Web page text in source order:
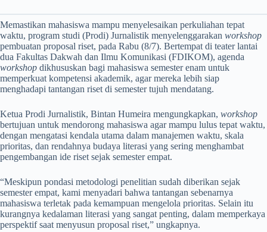
Memastikan mahasiswa mampu menyelesaikan perkuliahan tepat
waktu, program studi (Prodi) Jurnalistik menyelenggarakan workshop
pembuatan proposal riset, pada Rabu (8/7). Bertempat di teater lantai
dua Fakultas Dakwah dan Ilmu Komunikasi (FDIKOM), agenda
workshop dikhususkan bagi mahasiswa semester enam untuk
memperkuat kompetensi akademik, agar mereka lebih siap
menghadapi tantangan riset di semester tujuh mendatang.
Ketua Prodi Jurnalistik, Bintan Humeira mengungkapkan, workshop
bertujuan untuk mendorong mahasiswa agar mampu lulus tepat waktu,
dengan mengatasi kendala utama dalam manajemen waktu, skala
prioritas, dan rendahnya budaya literasi yang sering menghambat
pengembangan ide riset sejak semester empat.
“Meskipun pondasi metodologi penelitian sudah diberikan sejak
semester empat, kami menyadari bahwa tantangan sebenarnya
mahasiswa terletak pada kemampuan mengelola prioritas. Selain itu
kurangnya kedalaman literasi yang sangat penting, dalam memperkaya
perspektif saat menyusun proposal riset,” ungkapnya.